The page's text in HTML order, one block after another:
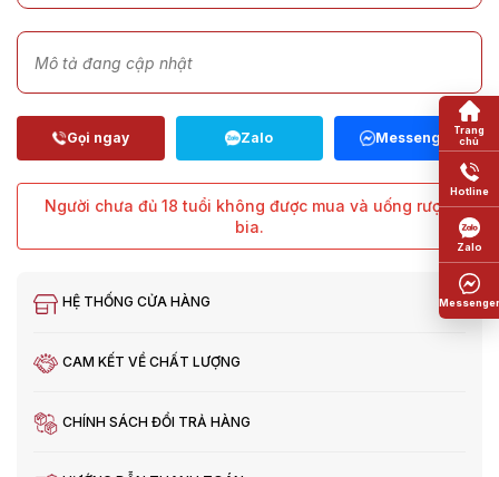
Mô tả đang cập nhật
Người chưa đủ 18 tuổi không được mua và uống rượu,
bia.
HỆ THỐNG CỬA HÀNG
CAM KẾT VỀ CHẤT LƯỢNG
CHÍNH SÁCH ĐỔI TRẢ HÀNG